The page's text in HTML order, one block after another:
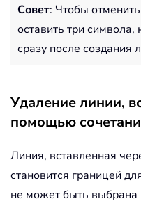
Совет: Чтобы
оставить три
сразу после создания
Удаление линии,
помощью
Линия, вставленная
становится границей
не может быть